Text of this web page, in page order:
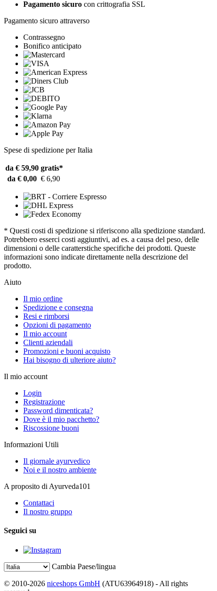
Pagamento sicuro con crittografia SSL
Pagamento sicuro attraverso
Contrassegno
Bonifico anticipato
Spese di spedizione per Italia
da € 59,90 gratis*
da € 0,00 € 6,90
* Questi costi di spedizione si riferiscono alla spedizione standard.
Potrebbero esserci costi aggiuntivi, ad es. a causa del peso, delle
dimensioni o delle caratterstiche specifiche dei prodotti. Queste
informazioni sono indicate direttamente nella descrizione del
prodotto.
Aiuto
Il mio ordine
Spedizione e consegna
Resi e rimborsi
Opzioni di pagamento
Il mio account
Clienti aziendali
Promozioni e buoni acquisto
Hai bisogno di ulteriore aiuto?
Il mio account
Login
Registrazione
Password dimenticata?
Dove è il mio pacchetto?
Riscossione buoni
Informazioni Utili
Il giornale ayurvedico
Noi e il nostro ambiente
A proposito di Ayurveda101
Contattaci
Il nostro gruppo
Seguici su
Cambia Paese/lingua
© 2010-2026 niceshops GmbH (ATU63964918) - All rights